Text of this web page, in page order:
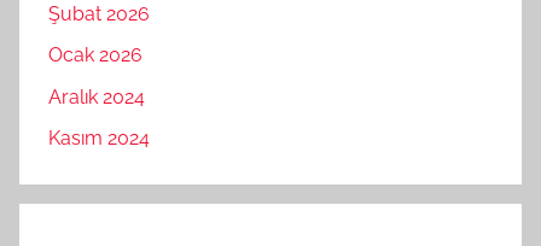
Şubat 2026
Ocak 2026
Aralık 2024
Kasım 2024